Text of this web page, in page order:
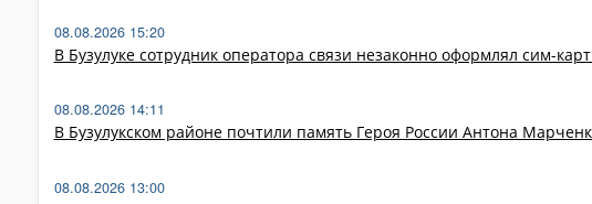
В Бузулуке сотрудник оператора связи незаконно оформлял сим-
08.08.2026 15:20
В Бузулукском районе почтили память Героя России Антона
08.08.2026 14:11
08.08.2026 13:00